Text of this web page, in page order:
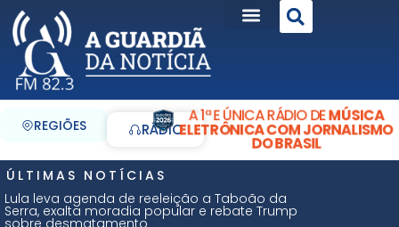
REGIÕES RÁDIO
A 1ª E ÚNICA RÁDIO DEMÚSICA
ELETRÔNICA COM JORNALISMO
DO BRASIL
ÚLTIMAS NOTÍCIAS
Lula leva agenda de reeleição a Taboão da
Serra, exalta moradia popular e rebate Trump
sobre desmatamento